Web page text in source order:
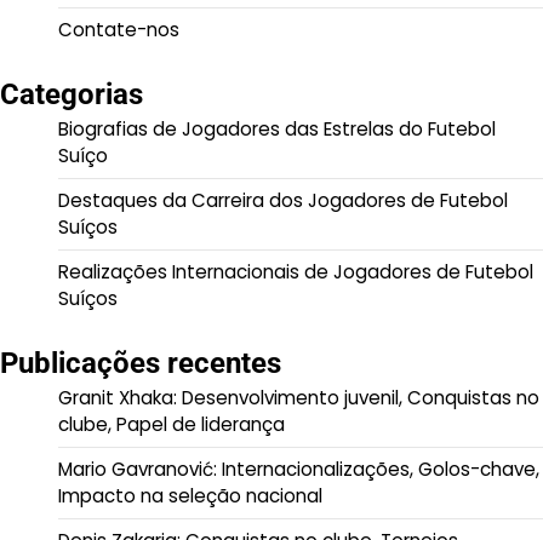
Contate-nos
Categorias
Biografias de Jogadores das Estrelas do Futebol
Suíço
Destaques da Carreira dos Jogadores de Futebol
Suíços
Realizações Internacionais de Jogadores de Futebol
Suíços
Publicações recentes
Granit Xhaka: Desenvolvimento juvenil, Conquistas no
clube, Papel de liderança
Mario Gavranović: Internacionalizações, Golos-chave,
Impacto na seleção nacional